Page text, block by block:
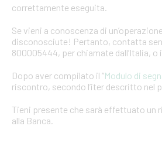
correttamente eseguita.
Se vieni a conoscenza di
disconosciute! Pertanto, contatta
800005444, per chiamate dall’Italia, o
Dopo aver compilato il “Modulo di
riscontro, secondo l’iter descritto nel
Tieni presente che sarà effettuato
alla Banca.